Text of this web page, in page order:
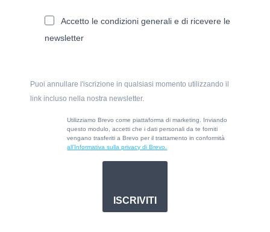
Accetto le condizioni generali e di ricevere le
newsletter
Puoi annullare l'iscrizione in qualsiasi momento utilizzando il
link incluso nella nostra newsletter.
Utilizziamo Brevo come piattaforma di marketing. Inviando
questo modulo, accetti che i dati personali da te forniti
vengano trasferiti a Brevo per il trattamento in conformità
all’Informativa sulla privacy di Brevo.
ISCRIVITI